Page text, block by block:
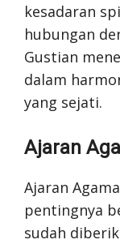
kesadaran
hubungan
Gustian
dalam
yang sejati.
Ajaran
Ajaran
pentingnya
sudah